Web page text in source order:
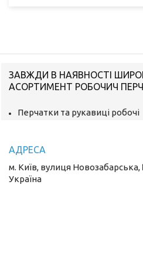
ЗАВЖДИ В НАЯВНОСТІ
АСОРТИМЕНТ РОБОЧИЧ
Перчатки та рукавиці робочі
м. Київ, вулиця
Україна